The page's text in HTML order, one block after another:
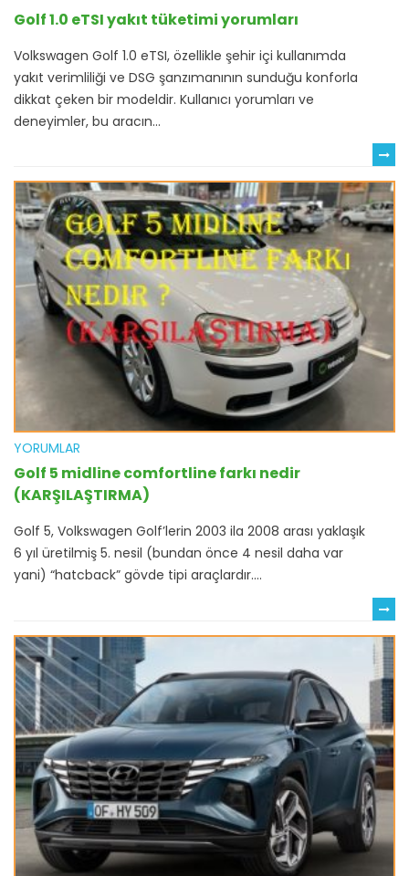
Golf 1.0 eTSI yakıt tüketimi yorumları
Volkswagen Golf 1.0 eTSI, özellikle şehir içi kullanımda
yakıt verimliliği ve DSG şanzımanının sunduğu konforla
dikkat çeken bir modeldir. Kullanıcı yorumları ve
deneyimler, bu aracın...
YORUMLAR
Golf 5 midline comfortline farkı nedir
(KARŞILAŞTIRMA)
Golf 5, Volkswagen Golf’lerin 2003 ila 2008 arası yaklaşık
6 yıl üretilmiş 5. nesil (bundan önce 4 nesil daha var
yani) “hatcback” gövde tipi araçlardır....